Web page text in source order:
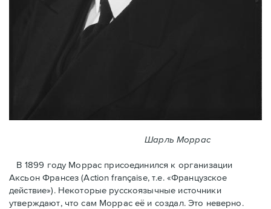
Шарль Моррас
В 1899 году Моррас присоединился к организации
Аксьон Франсез (Action française, т.е. «Французское
действие»). Некоторые русскоязычные источники
утверждают, что сам Моррас её и создал. Это неверно.